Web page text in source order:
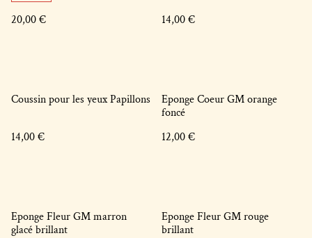
20,00 € 14,00 €
Coussin pour les yeux Papillons
14,00 €
Eponge Coeur GM orange
foncé
12,00 €
Eponge Fleur GM marron
glacé brillant
Eponge Fleur GM rouge
brillant